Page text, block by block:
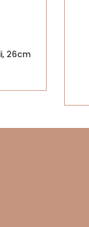
26cm